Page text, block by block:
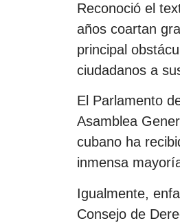
Reconoció el
años coartan
principal
ciudadanos a
El Parlamento
Asamblea
cubano ha
inmensa
Igualmente,
Consejo de